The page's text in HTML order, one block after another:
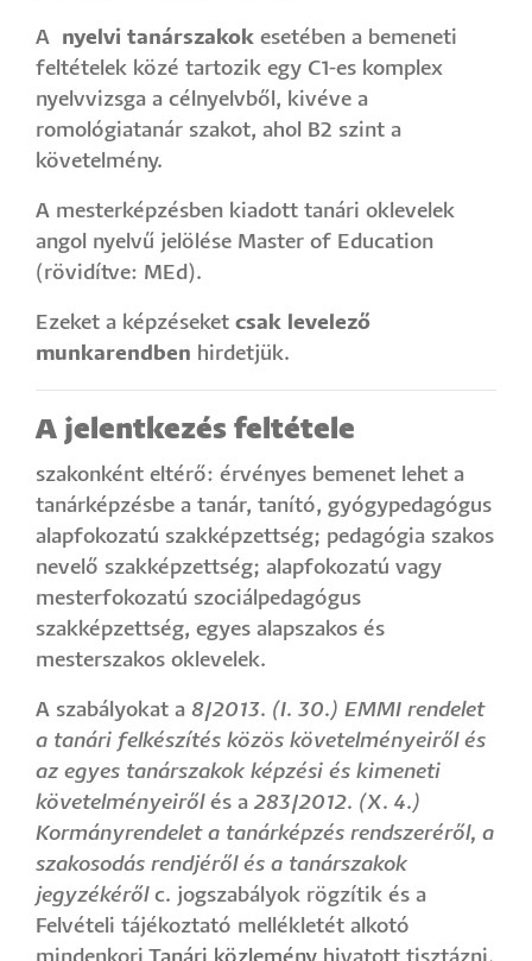
A nyelvi tanárszakok esetében a bemeneti
feltételek közé tartozik egy C1-es komplex
nyelvvizsga a célnyelvből, kivéve a
romológiatanár szakot, ahol B2 szint a
követelmény.
A mesterképzésben kiadott tanári oklevelek
angol nyelvű jelölése Master of Education
(rövidítve: MEd).
Ezeket a képzéseket csak levelező
munkarendben hirdetjük.
A jelentkezés feltétele
szakonként eltérő: érvényes bemenet lehet a
tanárképzésbe a tanár, tanító, gyógypedagógus
alapfokozatú szakképzettség; pedagógia szakos
nevelő szakképzettség; alapfokozatú vagy
mesterfokozatú szociálpedagógus
szakképzettség, egyes alapszakos és
mesterszakos oklevelek.
A szabályokat a 8/2013. (I. 30.) EMMI rendelet
a tanári felkészítés közös követelményeiről és
az egyes tanárszakok képzési és kimeneti
követelményeiről és a 283/2012. (X. 4.)
Kormányrendelet a tanárképzés rendszeréről, a
szakosodás rendjéről és a tanárszakok
jegyzékéről c. jogszabályok rögzítik és a
Felvételi tájékoztató mellékletét alkotó